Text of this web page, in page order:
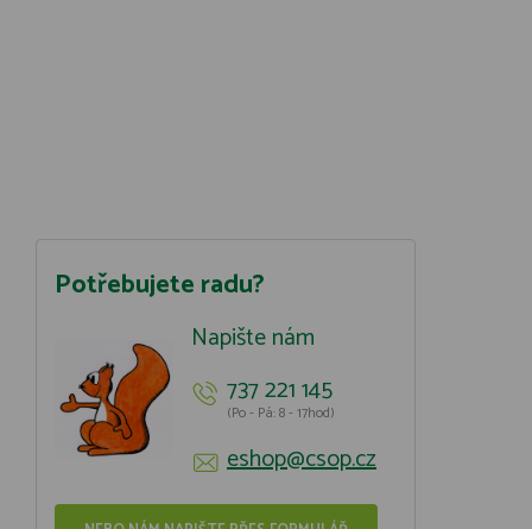
Potřebujete radu?
Napište nám
737 221 145
(Po - Pá: 8 - 17hod)
eshop@csop.cz